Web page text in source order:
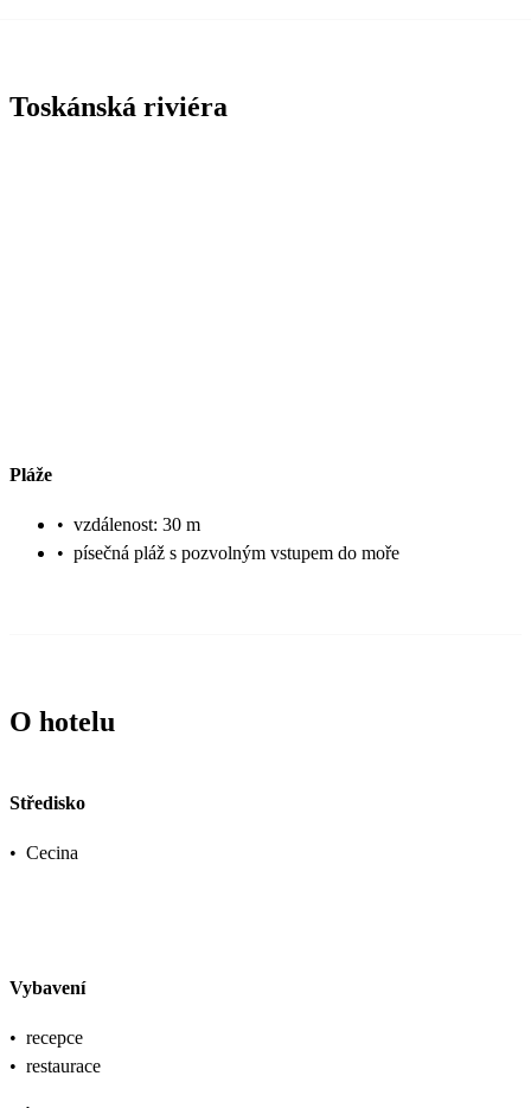
Toskánská riviéra
Pláže
• vzdálenost: 30 m
• písečná pláž s pozvolným vstupem do moře
O hotelu
Středisko
• Cecina
Vybavení
• recepce
• restaurace